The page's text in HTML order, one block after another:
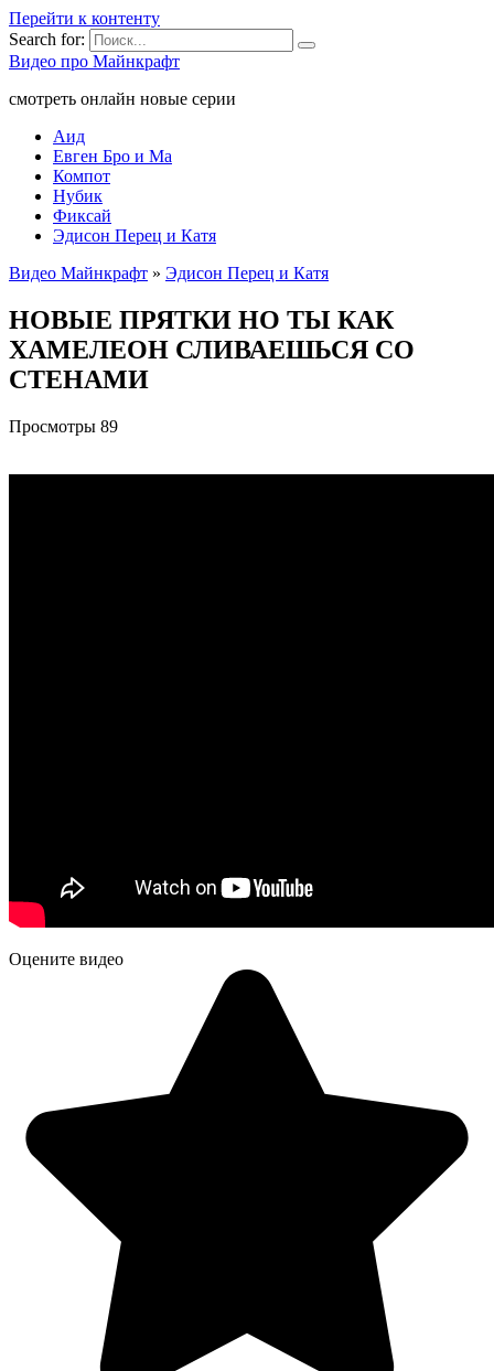
Перейти к контенту
Search for:
Видео про Майнкрафт
смотреть онлайн новые серии
Аид
Евген Бро и Ма
Компот
Нубик
Фиксай
Эдисон Перец и Катя
Видео Майнкрафт » Эдисон Перец и Катя
НОВЫЕ ПРЯТКИ НО ТЫ КАК
ХАМЕЛЕОН СЛИВАЕШЬСЯ СО
СТЕНАМИ
Просмотры 89
Оцените видео